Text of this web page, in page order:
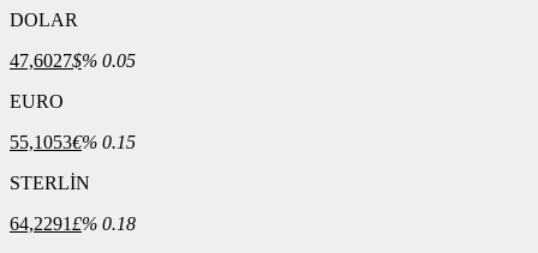
DOLAR
47,6027$% 0.05
EURO
55,1053€% 0.15
STERLİN
64,2291£% 0.18